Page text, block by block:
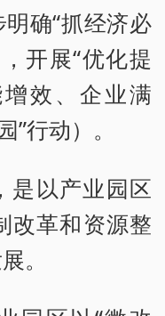
确“抓经济必
开展“优化提
效、企业满
”行动）。
是以产业园区
改革和资源整
。